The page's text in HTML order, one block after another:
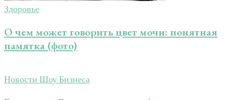
Здоровье
О чем может говорить цвет мочи: понятная
памятка (фото)
Новости Шоу Бизнеса